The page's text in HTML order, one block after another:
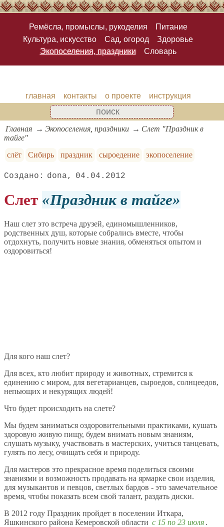
Ремёсла, промыслы, рукоделия
Питание
Культура, искусство
Сад, огород
Здоровье
Экопоселения, праздники
Словарь
главная контакты о проекте инструкция
Главная Экопоселения, праздники
Слет "Праздник в
тайге"
слёт
Сибирь праздник сыроедение экопоселение
dona 04.04.2012
Слет Праздник в тайге
Наш слет это встреча друзей, единомышленников,
родственных душ, которые собрались вместе, чтобы
отдохнуть, получить новые знания, обменяться опытом и
оздоровиться!
Для кого наш слет?
Для всех, кто любит природу и животных, стремится к
единению с миром, для вегетарианцев, сыроедов, солнцеедов,
непьющих и некурящих людей!
Что будет происходить на слете?
Мы будем заниматься оздоровительными практиками, кушать
здоровую живую пищу, будем внимать новым знаниям,
слушать музыку, участвовать в мастерских, учиться танцевать,
гулять по лесу, очищать себя и природу.
Для мастеров это прекрасное время поделиться своими
знаниями и возможность продавать на ярмарке свои изделия,
для музыкантов и певцов, светлых бардов - это замечательное
время, чтобы показать всем свой талант, раздать диски.
В 2012 году Праздник пройдет в поселении Иткара,
Яшкинского района Кемеровской области с 15 по 23 июля .